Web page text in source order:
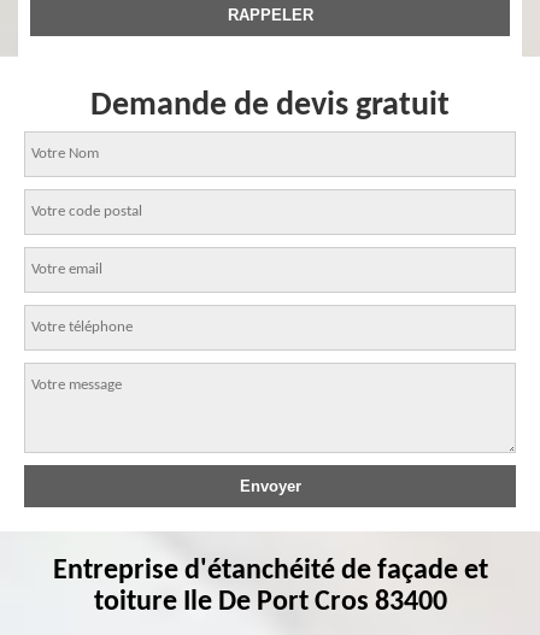
Demande de devis gratuit
Entreprise d'étanchéité de façade et
toiture Ile De Port Cros 83400